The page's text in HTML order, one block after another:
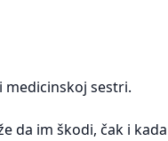
sestri.
da im škodi, čak i